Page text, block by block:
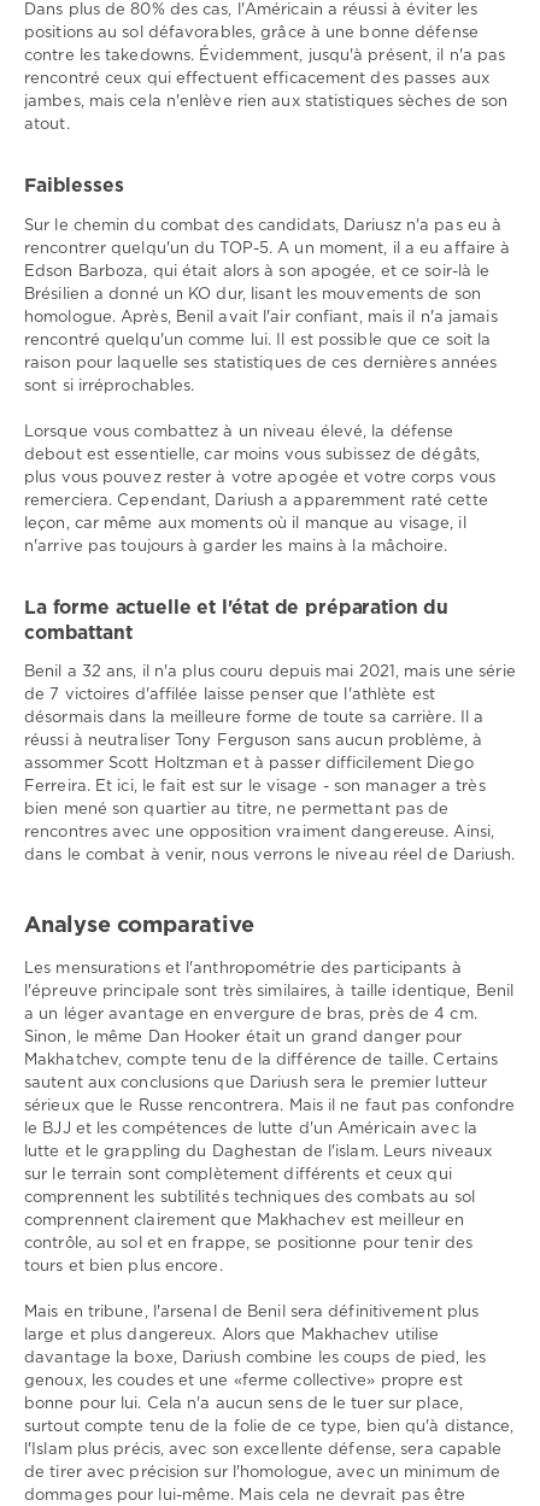
Dans plus de 80% des cas, l'Américain a réussi à éviter les
positions au sol défavorables, grâce à une bonne défense
contre les takedowns. Évidemment, jusqu'à présent, il n'a pas
rencontré ceux qui effectuent efficacement des passes aux
jambes, mais cela n'enlève rien aux statistiques sèches de son
atout.
Faiblesses
Sur le chemin du combat des candidats, Dariusz n'a pas eu à
rencontrer quelqu'un du TOP-5. A un moment, il a eu affaire à
Edson Barboza, qui était alors à son apogée, et ce soir-là le
Brésilien a donné un KO dur, lisant les mouvements de son
homologue. Après, Benil avait l'air confiant, mais il n'a jamais
rencontré quelqu'un comme lui. Il est possible que ce soit la
raison pour laquelle ses statistiques de ces dernières années
sont si irréprochables.
Lorsque vous combattez à un niveau élevé, la défense
debout est essentielle, car moins vous subissez de dégâts,
plus vous pouvez rester à votre apogée et votre corps vous
remerciera. Cependant, Dariush a apparemment raté cette
leçon, car même aux moments où il manque au visage, il
n'arrive pas toujours à garder les mains à la mâchoire.
La forme actuelle et l'état de préparation du
combattant
Benil a 32 ans, il n'a plus couru depuis mai 2021, mais une série
de 7 victoires d'affilée laisse penser que l'athlète est
désormais dans la meilleure forme de toute sa carrière. Il a
réussi à neutraliser Tony Ferguson sans aucun problème, à
assommer Scott Holtzman et à passer difficilement Diego
Ferreira. Et ici, le fait est sur le visage - son manager a très
bien mené son quartier au titre, ne permettant pas de
rencontres avec une opposition vraiment dangereuse. Ainsi,
dans le combat à venir, nous verrons le niveau réel de Dariush.
Analyse comparative
Les mensurations et l'anthropométrie des participants à
l'épreuve principale sont très similaires, à taille identique, Benil
a un léger avantage en envergure de bras, près de 4 cm.
Sinon, le même Dan Hooker était un grand danger pour
Makhatchev, compte tenu de la différence de taille. Certains
sautent aux conclusions que Dariush sera le premier lutteur
sérieux que le Russe rencontrera. Mais il ne faut pas confondre
le BJJ et les compétences de lutte d'un Américain avec la
lutte et le grappling du Daghestan de l'islam. Leurs niveaux
sur le terrain sont complètement différents et ceux qui
comprennent les subtilités techniques des combats au sol
comprennent clairement que Makhachev est meilleur en
contrôle, au sol et en frappe, se positionne pour tenir des
tours et bien plus encore.
Mais en tribune, l'arsenal de Benil sera définitivement plus
large et plus dangereux. Alors que Makhachev utilise
davantage la boxe, Dariush combine les coups de pied, les
genoux, les coudes et une «ferme collective» propre est
bonne pour lui. Cela n'a aucun sens de le tuer sur place,
surtout compte tenu de la folie de ce type, bien qu'à distance,
l'Islam plus précis, avec son excellente défense, sera capable
de tirer avec précision sur l'homologue, avec un minimum de
dommages pour lui-même. Mais cela ne devrait pas être